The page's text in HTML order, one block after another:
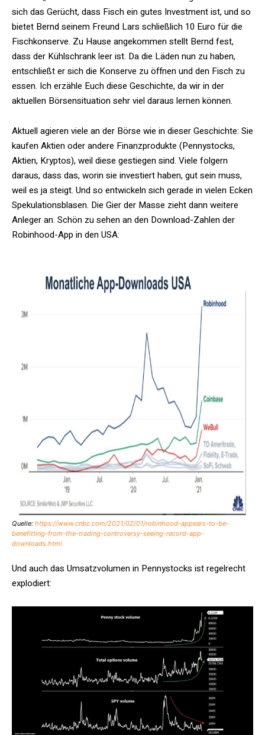
sich das Gerücht, dass Fisch ein gutes Investment ist, und so
bietet Bernd seinem Freund Lars schließlich 10 Euro für die
Fischkonserve. Zu Hause angekommen stellt Bernd fest,
dass der Kühlschrank leer ist. Da die Läden nun zu haben,
entschließt er sich die Konserve zu öffnen und den Fisch zu
essen. Ich erzähle Euch diese Geschichte, da wir in der
aktuellen Börsensituation sehr viel daraus lernen können.
Aktuell agieren viele an der Börse wie in dieser Geschichte: Sie
kaufen Aktien oder andere Finanzprodukte (Pennystocks,
Aktien, Kryptos), weil diese gestiegen sind. Viele folgern
daraus, dass das, worin sie investiert haben, gut sein muss,
weil es ja steigt. Und so entwickeln sich gerade in vielen Ecken
Spekulationsblasen. Die Gier der Masse zieht dann weitere
Anleger an. Schön zu sehen an den Download-Zahlen der
Robinhood-App in den USA:
Quelle: https://www.cnbc.com/2021/02/01/robinhood-appears-to-be-
benefitting-from-the-trading-controversy-seeing-record-app-
downloads.html
Und auch das Umsatzvolumen in Pennystocks ist regelrecht
explodiert: